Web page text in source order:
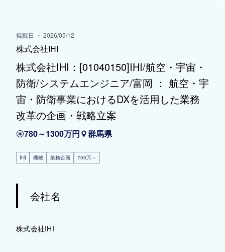
掲載日 ・ 2026/05/12
株式会社IHI
株式会社IHI：[01040150]IHI/航空・宇宙・
防衛/システムエンジニア/富岡 ： 航空・宇
宙・防衛事業におけるDXを活用した業務
改革の企画・戦略立案
780～1300万円 群馬県
IHI 機械 業務企画 700万～
会社名
株式会社IHI